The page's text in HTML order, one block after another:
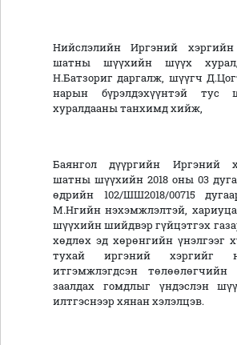
Нийслэлийн Иргэний
шатны шүүхийн шүүх
Н.Батзориг даргалж, шүүгч
нарын бүрэлдэхүүнтэй тус
хуралдааны танхимд хийж,
Баянгол дүүргийн Иргэний
шатны шүүхийн 2018 оны 03
өдрийн 102/ШШ2018/00715
М.Нгийн нэхэмжлэлтэй,
шүүхийн шийдвэр гүйцэтгэх
хөдлөх эд хөрөнгийн үнэлгээг
тухай иргэний хэргийг
итгэмжлэгдсэн төлөөлөгчийн
заалдах гомдлыг үндэслэн
илтгэснээр хянан хэлэлцэв.